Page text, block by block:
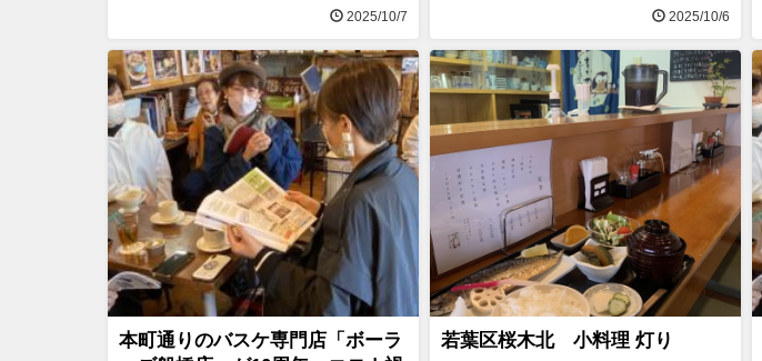
2025/10/7 2025/10/6
本町通りのバスケ専門店「ボーラ
若葉区桜木北 小料理 灯り